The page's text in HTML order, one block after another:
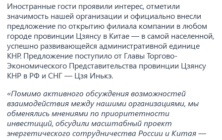
Иностранные гости проявили интерес, отметили
значимость нашей организации и официально внесли
предложение по открытию филиала компании в любом
городе провинции Цзянсу в Китае — в самой населенной,
успешно развивающейся административной единице
КНР. Предложение поступило от Главы Торгово-
Экономического Представительства провинции Цзянсу
КНР в РФ и СНГ — Цзя Инькэ.
«Помимо активного обсуждения возможностей
взаимодействия между нашими организациями, мы
обменялись мнениями по приоритетности
инвестиций, обсудили масштабный проект
энергетического сотрудничества России и Китая —